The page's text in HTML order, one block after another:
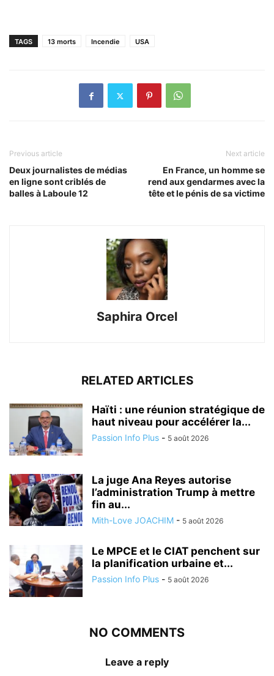
TAGS 13 morts Incendie USA
Previous article
Deux journalistes de médias
en ligne sont criblés de
balles à Laboule 12
Next article
En France, un homme se
rend aux gendarmes avec la
tête et le pénis de sa victime
Saphira Orcel
RELATED ARTICLES
Haïti : une réunion stratégique de
haut niveau pour accélérer la...
Passion Info Plus - 5 août 2026
La juge Ana Reyes autorise
l’administration Trump à mettre
fin au...
Mith-Love JOACHIM - 5 août 2026
Le MPCE et le CIAT penchent sur
la planification urbaine et...
Passion Info Plus - 5 août 2026
NO COMMENTS
Leave a reply